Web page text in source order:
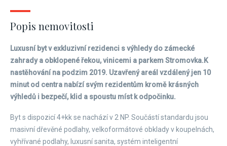
Popis nemovitosti
Luxusní byt v exkluzivní rezidenci s výhledy do zámecké
zahrady a obklopené řekou, vinicemi a parkem Stromovka. K
nastěhování na podzim 2019.​ Uzavřený areál vzdálený jen 10
minut od centra nabízí svým rezidentům kromě krásných
výhledů i bezpečí, klid a spoustu míst k odpočinku.
Byt s dispozicí 4+kk se nachází v 2 NP. Součástí standardu jsou
masivní dřevěné podlahy, velkoformátové obklady v koupelnách,
vyhřívané podlahy, luxusní sanita, systém inteligentní